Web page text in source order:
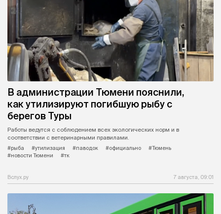
В администрации Тюмени пояснили,
как утилизируют погибшую рыбу с
берегов Туры
Работы ведутся с соблюдением всех экологических норм и в
соответствии с ветеринарными правилами.
#рыба
#утилизация #паводок #официально
#Тюмень
#новости Тюмени
#тк
Вслух.ру 7 августа, 09:01